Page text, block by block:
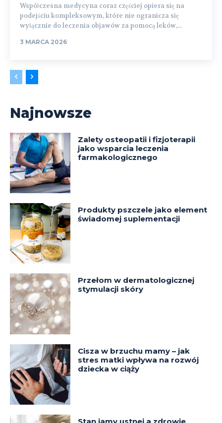
Współczesna medycyna coraz częściej opiera się na
podejściu kompleksowym, które nie ogranicza się
wyłącznie do leczenia objawów za pomocą leków,...
3 MARCA 2026
Najnowsze
Zalety osteopatii i fizjoterapii
jako wsparcia leczenia
farmakologicznego
Produkty pszczele jako element
świadomej suplementacji
Przełom w dermatologicznej
stymulacji skóry
Cisza w brzuchu mamy – jak
stres matki wpływa na rozwój
dziecka w ciąży